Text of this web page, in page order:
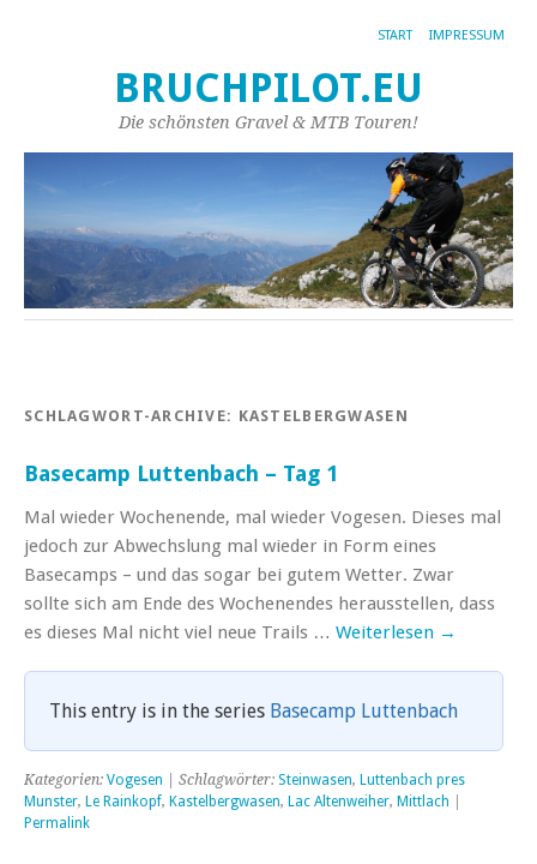
START IMPRESSUM
BRUCHPILOT.EU
Die schönsten Gravel & MTB Touren!
SCHLAGWORT-ARCHIVE: KASTELBERGWASEN
Basecamp Luttenbach – Tag 1
Mal wieder Wochenende, mal wieder Vogesen. Dieses mal
jedoch zur Abwechslung mal wieder in Form eines
Basecamps – und das sogar bei gutem Wetter. Zwar
sollte sich am Ende des Wochenendes herausstellen, dass
es dieses Mal nicht viel neue Trails … Weiterlesen →
This entry is in the series Basecamp Luttenbach
Kategorien: Vogesen | Schlagwörter: Steinwasen, Luttenbach pres
Munster, Le Rainkopf, Kastelbergwasen, Lac Altenweiher, Mittlach
Permalink